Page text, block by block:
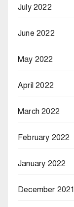
July 2022
June 2022
May 2022
April 2022
March 2022
February 2022
January 2022
December 2021